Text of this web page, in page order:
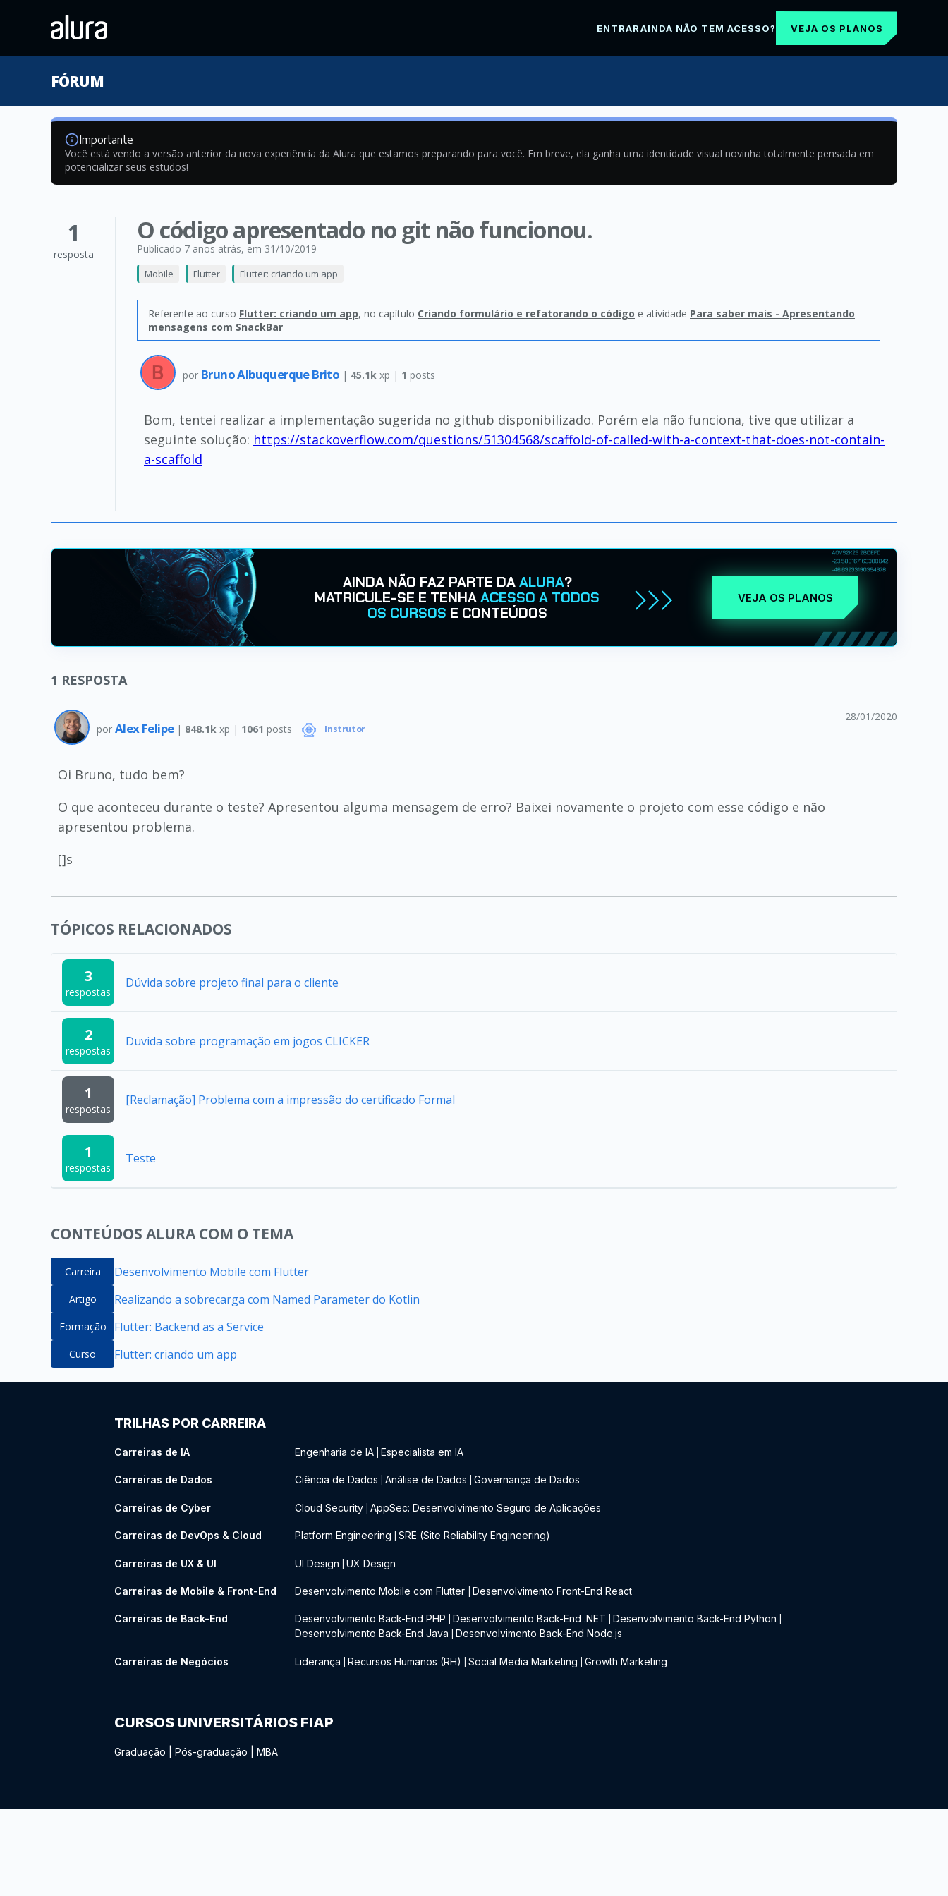
ENTRARAINDA NÃO TEM ACESSO? VEJA OS PLANOS
FÓRUM
Importante
Você está vendo a versão anterior da nova experiência da Alura que estamos preparando para você. Em breve, ela ganha uma identidade visual novinha totalmente pensada em
potencializar seus estudos!
1
resposta
O código apresentado no git não funcionou.
Publicado 7 anos atrás, em 31/10/2019
Mobile Flutter Flutter: criando um app
Referente ao curso Flutter: criando um app, no capítulo Criando formulário e refatorando o código e atividade Para saber mais - Apresentando
mensagens com SnackBar
por Bruno Albuquerque Brito | 45.1k xp | 1 posts
Bom, tentei realizar a implementação sugerida no github disponibilizado. Porém ela não funciona, tive que utilizar a
seguinte solução: https://stackoverflow.com/questions/51304568/scaffold-of-called-with-a-context-that-does-not-contain-
a-scaffold
AINDA NÃO FAZ PARTE DAALURA?
MATRICULE-SE E TENHAACESSO A TODOS
OS CURSOS E CONTEÚDOS
VEJA OS PLANOS
1 RESPOSTA
por Alex Felipe | 848.1k xp | 1061 posts Instrutor
28/01/2020
Oi Bruno, tudo bem?
O que aconteceu durante o teste? Apresentou alguma mensagem de erro? Baixei novamente o projeto com esse código e não
apresentou problema.
[]s
TÓPICOS RELACIONADOS
3
respostas
Dúvida sobre projeto final para o cliente
2
respostas
Duvida sobre programação em jogos CLICKER
1
respostas
[Reclamação] Problema com a impressão do certificado Formal
1
respostas
Teste
CONTEÚDOS ALURA COM O TEMA
Carreira Desenvolvimento Mobile com Flutter
Artigo Realizando a sobrecarga com Named Parameter do Kotlin
Formação Flutter: Backend as a Service
Curso Flutter: criando um app
TRILHAS POR CARREIRA
Carreiras de IA Engenharia de IA Especialista em IA
Carreiras de Dados Ciência de Dados Análise de Dados Governança de Dados
Carreiras de Cyber Cloud Security AppSec: Desenvolvimento Seguro de Aplicações
Carreiras de DevOps & Cloud Platform Engineering SRE (Site Reliability Engineering)
Carreiras de UX & UI UI Design UX Design
Carreiras de Mobile & Front-End Desenvolvimento Mobile com Flutter Desenvolvimento Front-End React
Carreiras de Back-End Desenvolvimento Back-End PHP Desenvolvimento Back-End .NET Desenvolvimento Back-End Python
Desenvolvimento Back-End Java Desenvolvimento Back-End Node.js
Carreiras de Negócios Liderança Recursos Humanos (RH) Social Media Marketing Growth Marketing
CURSOS UNIVERSITÁRIOS FIAP
Graduação Pós-graduação MBA